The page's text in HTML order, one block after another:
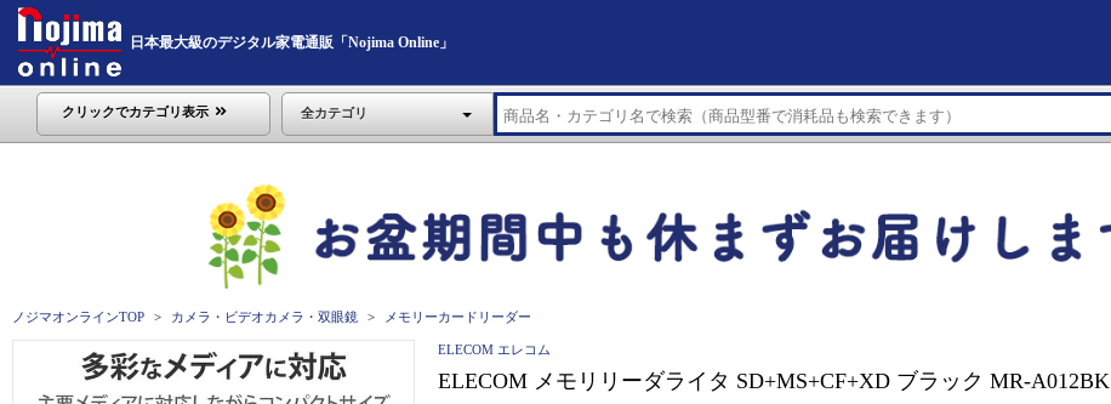
日本最大級のデジタル家電通販「Nojima Online」
クリックでカテゴリ表示 全カテゴリ
ノジマオンラインTOP カメラ・ビデオカメラ・双眼鏡 メモリーカードリーダー
ELECOM エレコム
ELECOM メモリリーダライタ SD+MS+CF+XD ブラック MR-A012BK